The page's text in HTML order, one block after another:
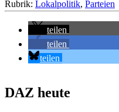
Rubrik: Lokalpolitik, Parteien
teilen
teilen
teilen
DAZ heute